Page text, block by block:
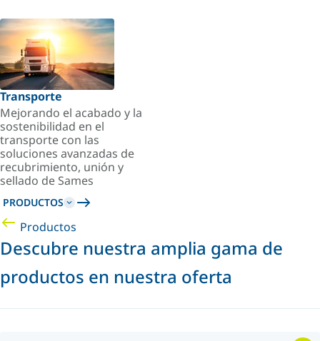
Transporte
Mejorando el acabado y la
sostenibilidad en el
transporte con las
soluciones avanzadas de
recubrimiento, unión y
sellado de Sames
PRODUCTOS
Productos
Descubre nuestra amplia gama de
productos en nuestra oferta